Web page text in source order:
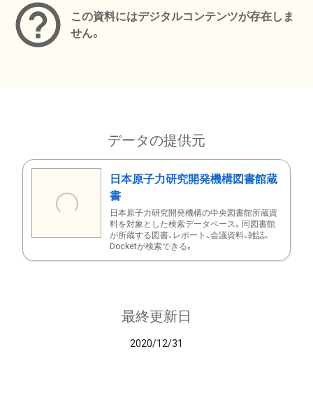
この資料にはデジタルコンテンツが存在しま
せん。
データの提供元
日本原子力研究開発機構図書館蔵
書
日本原子力研究開発機構の中央図書館所蔵資
料を対象とした検索データベース。同図書館
が所蔵する図書、レポート、会議資料、雑誌、
Docketが検索できる。
最終更新日
2020/12/31